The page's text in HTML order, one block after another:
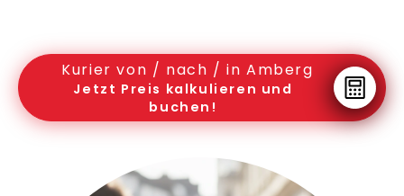
Kurier von / nach / in Amberg
Jetzt Preis kalkulieren und
buchen!